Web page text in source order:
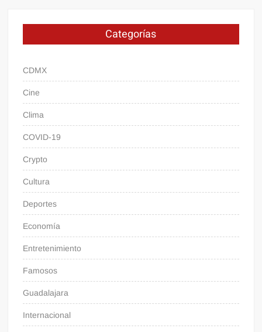
Categorías
CDMX
Cine
Clima
COVID-19
Crypto
Cultura
Deportes
Economía
Entretenimiento
Famosos
Guadalajara
Internacional